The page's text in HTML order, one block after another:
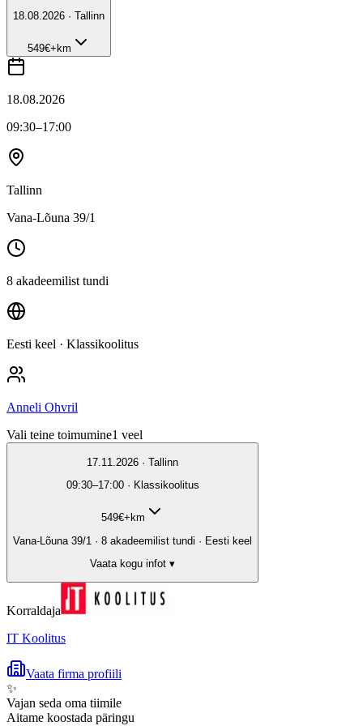
18.08.2026 · Tallinn
549€+km
18.08.2026
09:30–17:00
Tallinn
Vana-Lõuna 39/1
8 akadeemilist tundi
Eesti keel · Klassikoolitus
Anneli Ohvril
Vali teine toimumine1 veel
17.11.2026 · Tallinn
09:30–17:00 · Klassikoolitus
549€+km
Vana-Lõuna 39/1 · 8 akadeemilist tundi · Eesti keel
Vaata kogu infot ▾
Korraldaja
IT Koolitus
Vaata firma profiili
✨
Vajan seda oma tiimile
Aitame koostada päringu